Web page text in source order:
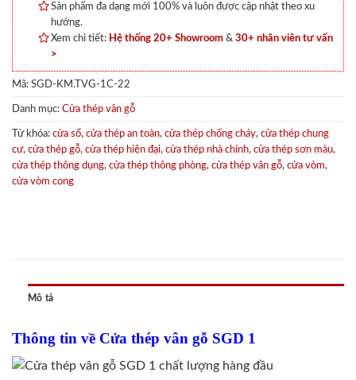
Sản phẩm đa dạng mới 100% và luôn được cập nhật theo xu
hướng.
Xem chi tiết: Hệ thống 20+ Showroom & 30+ nhân viên tư vấn
>
Mã: SGD-KM.TVG-1C-22
Danh mục: Cửa thép vân gỗ
Từ khóa: cửa sổ, cửa thép an toàn, cửa thép chống cháy, cửa thép chung
cư, cửa thép gỗ, cửa thép hiện đại, cửa thép nhà chính, cửa thép sơn màu,
cửa thép thông dụng, cửa thép thông phòng, cửa thép vân gỗ, cửa vòm,
cửa vòm cong
Mô tả
Thông tin về Cửa thép vân gỗ SGD 1